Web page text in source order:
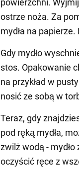
powierzchni. Wyjmij
ostrze noża. Za
mydła na
Gdy mydło
stos. Opakowanie
na przykład w
nosić ze sobą w
Teraz, gdy
pod ręką mydła,
zwilż wodą -
oczyścić ręce z